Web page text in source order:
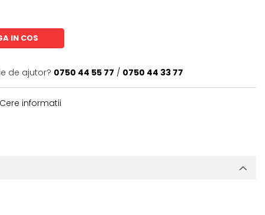
IN COS
de ajutor? 0750 44 55 77 / 0750 44 33 77
Cere informatii